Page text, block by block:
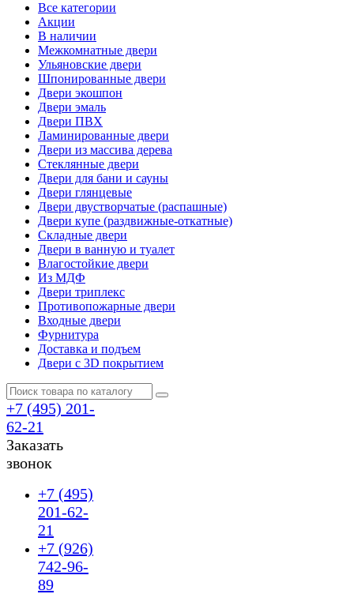
Все категории
Акции
В наличии
Межкомнатные двери
Ульяновские двери
Шпонированные двери
Двери экошпон
Двери эмаль
Двери ПВХ
Ламинированные двери
Двери из массива дерева
Стеклянные двери
Двери для бани и сауны
Двери глянцевые
Двери двустворчатые (распашные)
Двери купе (раздвижные-откатные)
Складные двери
Двери в ванную и туалет
Влагостойкие двери
Из МДФ
Двери триплекс
Противопожарные двери
Входные двери
Фурнитура
Доставка и подъем
Двери с 3D покрытием
+7 (495) 201-
62-21
Заказать
звонок
+7 (495)
201-62-
21
+7 (926)
742-96-
89